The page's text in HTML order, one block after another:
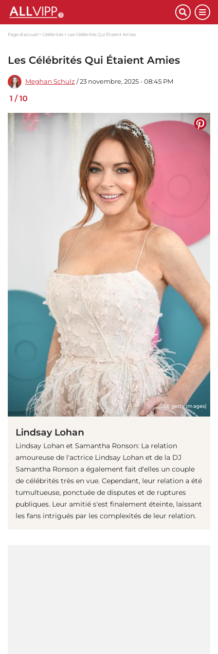
Page d'accueil Célébrités Les Célébrités Qui Étaient Amies
Les Célébrités Qui Étaient Amies
Meghan Schulz / 23 novembre, 2025 - 08:45 PM
1 /10
(© getty images)
Lindsay Lohan
Lindsay Lohan et Samantha Ronson: La relation
amoureuse de l'actrice Lindsay Lohan et de la DJ
Samantha Ronson a également fait d'elles un couple
de célébrités très en vue. Cependant, leur relation a été
tumultueuse, ponctuée de disputes et de ruptures
publiques. Leur amitié s'est finalement éteinte, laissant
les fans intrigués par les complexités de leur relation.